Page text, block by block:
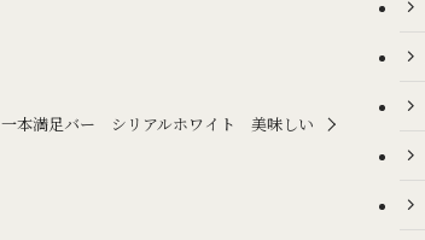
一本満足バー シリアルホワイト 美味しい